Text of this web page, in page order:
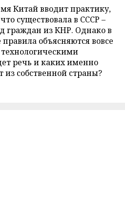
Китай вводит практику,
существовала в СССР –
граждан из КНР. Однако в
объясняются вовсе
речь и каких именно
из собственной страны?